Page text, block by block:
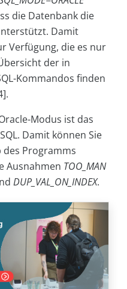
die Datenbank die
Damit
Verfügung, die es nur
der in
Kommandos finden
Modus ist das
Damit können Sie
Programms
Ausnahmen TOO_MAN
DUP_VAL_ON_INDEX.